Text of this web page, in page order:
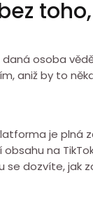
osoba
aniž by to
je
na
dozvíte, jak